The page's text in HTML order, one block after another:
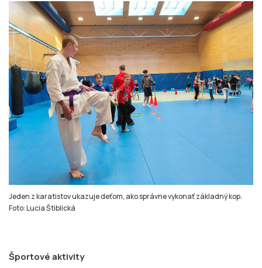
Jeden z karatistov ukazuje deťom, ako správne vykonať základný kop.
Foto: Lucia Štiblická
Športové aktivity